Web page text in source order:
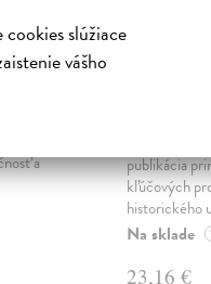
slúžiace
vášho
a
sme.
publikácia
kľúčových
historického
Na sklade
23,16 €